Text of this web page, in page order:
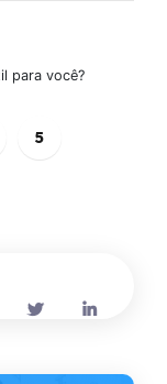
para você?
5